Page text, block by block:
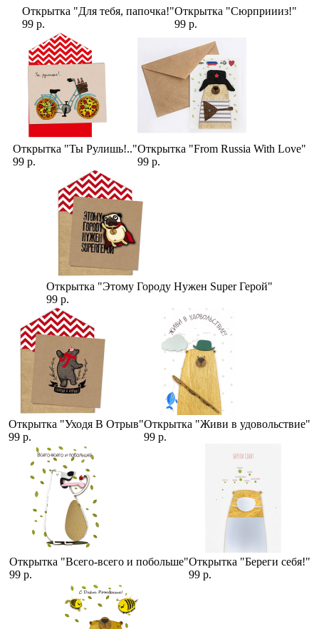
Открытка "Для тебя, папочка!"
99 р.
Открытка "Сюрприииз!"
99 р.
Открытка "Ты Рулишь!.."
99 р.
Открытка "From Russia With Love"
99 р.
Открытка "Этому Городу Нужен Super Герой"
99 р.
Открытка "Уходя В Отрыв"
99 р.
Открытка "Живи в удовольствие"
99 р.
Открытка "Всего-всего и побольше"
99 р.
Открытка "Береги себя!"
99 р.